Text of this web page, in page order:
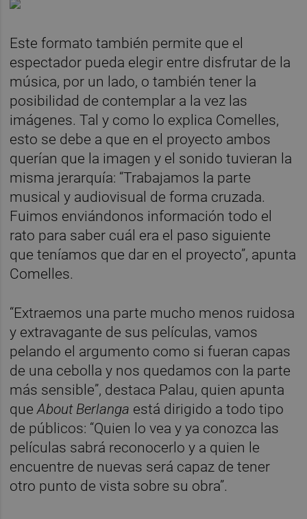
Este formato también permite que el
espectador pueda elegir entre disfrutar de la
música, por un lado, o también tener la
posibilidad de contemplar a la vez las
imágenes. Tal y como lo explica Comelles,
esto se debe a que en el proyecto ambos
querían que la imagen y el sonido tuvieran la
misma jerarquía: “Trabajamos la parte
musical y audiovisual de forma cruzada.
Fuimos enviándonos información todo el
rato para saber cuál era el paso siguiente
que teníamos que dar en el proyecto”, apunta
Comelles.
“Extraemos una parte mucho menos ruidosa
y extravagante de sus películas, vamos
pelando el argumento como si fueran capas
de una cebolla y nos quedamos con la parte
más sensible”, destaca Palau, quien apunta
queAbout Berlanga está dirigido a todo tipo
de públicos: “Quien lo vea y ya conozca las
películas sabrá reconocerlo y a quien le
encuentre de nuevas será capaz de tener
otro punto de vista sobre su obra”.